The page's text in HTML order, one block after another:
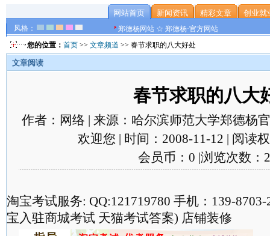
风格：
网站首页 新闻资讯 精彩文章 创业就
郑德杨网站 ☆ 郑德杨·官方网站
您的位置： 首页 >> 文章频道 >> 春节求职的八大好处
文章阅读
春节求职的八大
作者：网络 | 来源：哈尔滨师范大学郑德杨
欢迎您 | 时间：2008-11-12 | 阅读
会员币：0 |浏览次数：
淘宝考试服务: QQ:121719780 手机：139-
宝入驻商城考试 天猫考试答案) 店铺装修